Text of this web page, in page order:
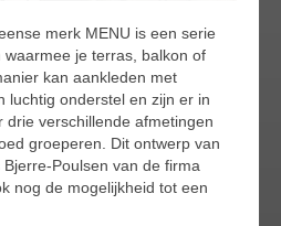
merk MENU is een serie
je terras, balkon of
kan aankleden met
luchtig onderstel en zijn er in
drie verschillende afmetingen
groeperen. Dit ontwerp van
Poulsen van de firma
nog de mogelijkheid tot een